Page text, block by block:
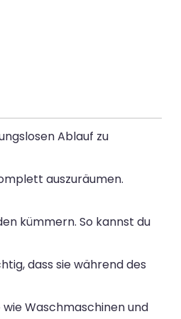
Ablauf zu
auszuräumen.
kümmern. So kannst du
dass sie während des
Waschmaschinen und